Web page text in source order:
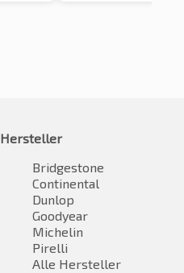
Hersteller
Bridgestone
Continental
Dunlop
Goodyear
Michelin
Pirelli
Alle Hersteller